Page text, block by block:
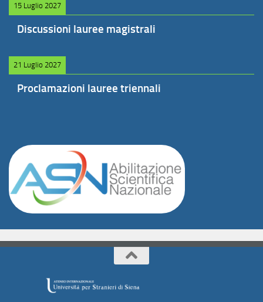
15 Luglio 2027
Discussioni lauree magistrali
21 Luglio 2027
Proclamazioni lauree triennali